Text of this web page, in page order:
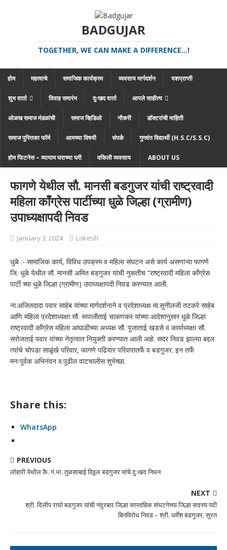
BADGUJAR
TOGETHER, WE CAN MAKE A DIFFERENCE...!
होम महत्वाचे समाजिक कार्यक्रम व्यवसाय मार्गदर्शन यशप्राप्ती
शुभ वार्ता विवाह समारंभ दुःखद वार्ता आपले साहीत्य
ओळख समाज मंडळांची समाज व्हिडिओ नौकरी डॉक्टरांची माहिती
समाज पुस्तिका फॉर्म आमच्या विषयी संपर्क गुणवंत विद्यार्थी (H.S.C/S.S.C)
होम फिटनेस – व्यायाम घराच्या घरी वकिली व्यवसाय ABOUT US
फागणे येथील सौ. मानसी बडगुजर यांची राष्ट्रवादी
महिला काँग्रेस पार्टीच्या धुळे जिल्हा (ग्रामीण)
उपाध्यक्षापदी निवड
January 3, 2024 Lokesh
धुळे :- सामाजिक कार्य, विविध उपक्रम व महिला संघटन असे कार्य असणाऱ्या फागणे
जि. धुळे येथील सौ. मानसी अमित बडगुजर यांची नुकतीच “राष्ट्रवादी महिला काँग्रेस
पार्टी च्या धुळे जिल्हा (ग्रामीण) उपाध्यक्षापदी निवड करण्यात आली.
ना.अजितदादा पवार साहेब यांच्या मार्गदर्शनाने व प्रदेशाध्यक्ष मा.सुनीलजी तटकरे साहेब
आणि महिला प्रदेशाध्यक्षा सौ. रूपालीताई चाकणकर यांच्या आदेशानुसार धुळे जिल्हा
राष्ट्रवादी काँग्रेस महिला आघाडीच्या अध्यक्ष सौ. पुजाताई खडसे व कार्याध्यक्षा सौ.
सरोजताई पवार यांच्या नेतृत्वात नियुक्ती करण्यात आली आहे. सदर निवड झाल्या बद्दल
त्यांचे चोपडा साळूंखे परिवार, फागणे पढियार परिवारातर्फे व बडगुजर. इन तर्फे
मनःपूर्वक अभिनंदन व.पुढील वाटचालीस शुभेच्छा.
Share this:
WhatsApp
PREVIOUS
लोहारी येथील कै. गं.भा. तुळसाबाई विठ्ठल बडगुजर यांचे दुःखद निधन
NEXT
श्री. दिलीप राघो बडगुजर यांची नंदुरबार जिल्हा साप्ताहिक संघटनेच्या जिल्हा सदस्य पदी
बिनविरोध निवड – श्री. धर्मेश बडगुजर, सुरत